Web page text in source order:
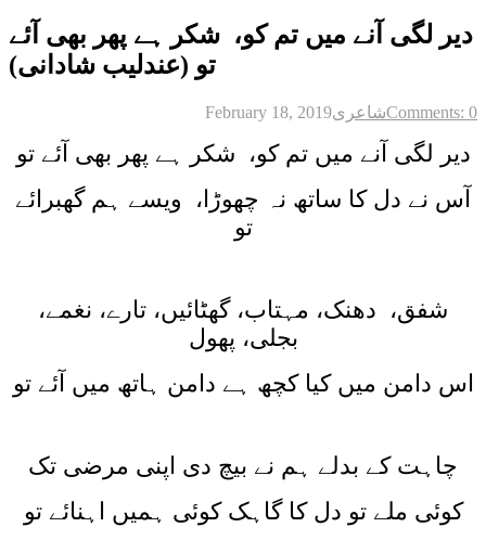
دیر لگی آنے میں تم کو، شکر ہے پھر بھی آئے
تو (عندلیب شادانی)
February 18, 2019شاعریComments: 0
دیر لگی آنے میں تم کو، شکر ہے پھر بھی آئے تو
آس نے دل کا ساتھ نہ چھوڑا، ویسے ہم گھبرائے
تو
شفق، دھنک، مہتاب، گھٹائیں، تارے، نغمے،
بجلی، پھول
اس دامن میں کیا کچھ ہے دامن ہاتھ میں آئے تو
چاہت کے بدلے ہم نے بیچ دی اپنی مرضی تک
کوئی ملے تو دل کا گاہک کوئی ہمیں اہنائے تو